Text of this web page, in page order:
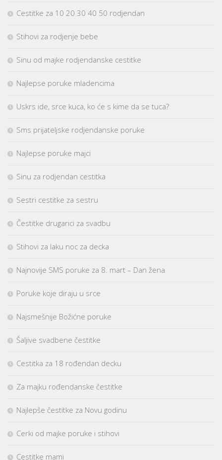
Cestitke za 10 20 30 40 50 rodjendan
Stihovi za rodjenje bebe
Sinu od majke rodjendanske cestitke
Najlepse poruke mladencima
Uskrs ide, srce kuca, ko će s kime da se tuca?
Sms prijateljske rodjendanske poruke
Najlepse poruke majci
Sinu za rodjendan cestitka
Sestri cestitke za sestru
Čestitke drugarici za svadbu
Stihovi za laku noc za decka
Najnovije SMS poruke za 8. mart – Dan žena
Poruke koje diraju u srce
Najsmešnije Božićne poruke
Šaljive svadbene čestitke
Cestitka za 18 rođendan decku
Za majku rođendanske čestitke
Najlepše čestitke za Novu godinu
Cerki od majke poruke i stihovi
Cestitke mami